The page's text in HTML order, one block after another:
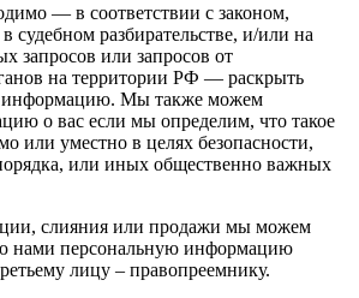
— в соответствии с законом,
судебном разбирательстве, и/или на
запросов или запросов от
на территории РФ — раскрыть
информацию. Мы также можем
о вас если мы определим, что такое
или уместно в целях безопасности,
или иных общественно важных
слияния или продажи мы можем
нами персональную информацию
лицу – правопреемнику.